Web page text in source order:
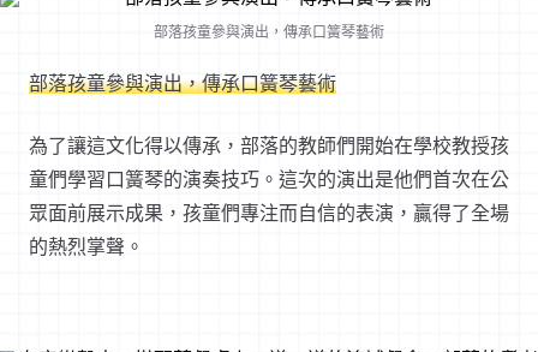
部落孩童參與演出，傳承口簧琴藝術
部落孩童參與演出，傳承口簧琴藝術
為了讓這文化得以傳承，部落的教師們開始在學校教授孩
童們學習口簧琴的演奏技巧。這次的演出是他們首次在公
眾面前展示成果，孩童們專注而自信的表演，贏得了全場
的熱烈掌聲。